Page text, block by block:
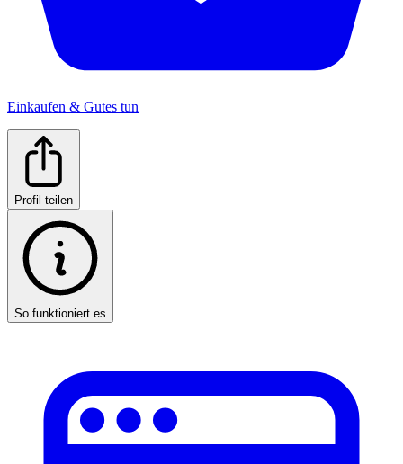
Einkaufen & Gutes tun
Profil teilen
So funktioniert es